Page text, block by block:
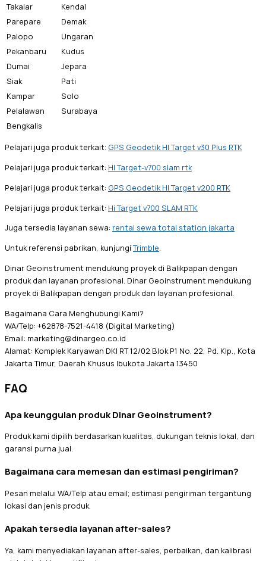
Takalar
Kendal
Parepare
Demak
Palopo
Ungaran
Pekanbaru
Kudus
Dumai
Jepara
Siak
Pati
Kampar
Solo
Pelalawan
Surabaya
Bengkalis
Pelajari juga produk terkait: GPS Geodetik HI Target v30 Plus RTK
Pelajari juga produk terkait: HI Target-v700 slam rtk
Pelajari juga produk terkait: GPS Geodetik HI Target v200 RTK
Pelajari juga produk terkait: Hi Target v700 SLAM RTK
Juga tersedia layanan sewa: rental sewa total station jakarta
Untuk referensi pabrikan, kunjungiTrimble.
Dinar Geoinstrument mendukung proyek di Balikpapan dengan
produk dan layanan profesional. Dinar Geoinstrument mendukung
proyek di Balikpapan dengan produk dan layanan profesional.
Bagaimana Cara Menghubungi Kami?
WA/Telp: +62878-7521-4418 (Digital Marketing)
Email: marketing@dinargeo.co.id
Alamat: Komplek Karyawan DKI RT 12/02 Blok P1 No. 22, Pd. Klp., Kota
Jakarta Timur, Daerah Khusus Ibukota Jakarta 13450
FAQ
Apa keunggulan produk Dinar Geoinstrument?
Produk kami dipilih berdasarkan kualitas, dukungan teknis lokal, dan
garansi purna jual.
Bagaimana cara memesan dan estimasi pengiriman?
Pesan melalui WA/Telp atau email; estimasi pengiriman tergantung
lokasi dan jenis produk.
Apakah tersedia layanan after-sales?
Ya, kami menyediakan layanan after-sales, perbaikan, dan kalibrasi